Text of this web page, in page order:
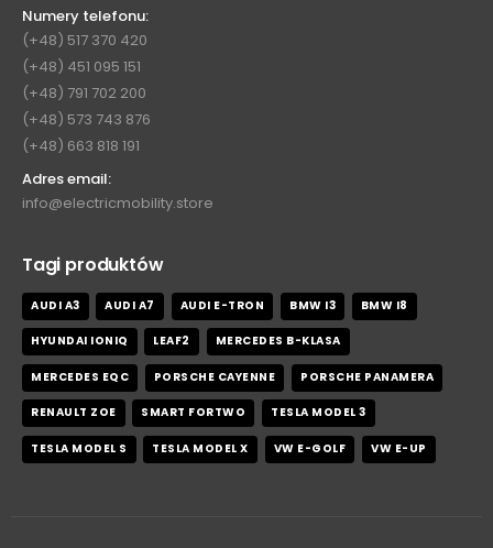
Numery telefonu:
(+48) 517 370 420
(+48) 451 095 151
(+48) 791 702 200
(+48) 573 743 876
(+48) 663 818 191
Adres email:
info@electricmobility.store
Tagi produktów
AUDI A3 AUDI A7 AUDI E-TRON BMW I3 BMW I8
HYUNDAI IONIQ LEAF2 MERCEDES B-KLASA
MERCEDES EQC PORSCHE CAYENNE PORSCHE PANAMERA
RENAULT ZOE SMART FORTWO TESLA MODEL 3
TESLA MODEL S TESLA MODEL X VW E-GOLF VW E-UP